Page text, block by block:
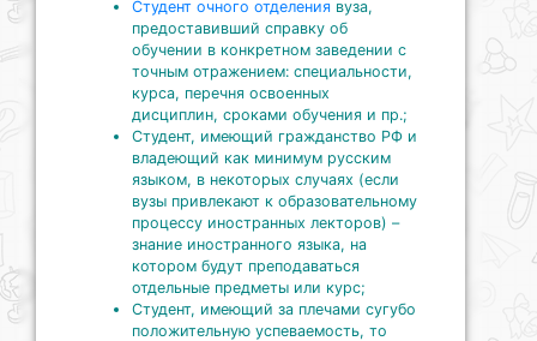
Студент очного отделения вуза,
предоставивший справку об
обучении в конкретном заведении с
точным отражением: специальности,
курса, перечня освоенных
дисциплин, сроками обучения и пр.;
Студент, имеющий гражданство РФ и
владеющий как минимум русским
языком, в некоторых случаях (если
вузы привлекают к образовательному
процессу иностранных лекторов) –
знание иностранного языка, на
котором будут преподаваться
отдельные предметы или курс;
Студент, имеющий за плечами сугубо
положительную успеваемость, то